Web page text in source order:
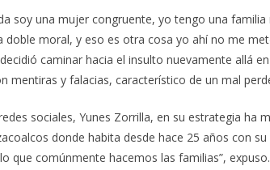
soy una mujer congruente, yo tengo una
doble moral, y eso es otra cosa yo ahí no me
caminar hacia el insulto nuevamente allá
mentiras y falacias, característico de un mal
sociales, Yunes Zorrilla, en su estrategia
donde habita desde hace 25 años con
que comúnmente hacemos las familias”, expuso.